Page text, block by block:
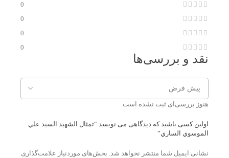
0
0
0
0
نقد و بررسی‌ها
هنوز بررسی‌ای ثبت نشده است.
اولین کسی باشید که دیدگاهی می نویسد “تمثال الشهيد السيد علي
الموسوي الساري”
نشانی ایمیل شما منتشر نخواهد شد. بخش‌های موردنیاز علامت‌گذاری